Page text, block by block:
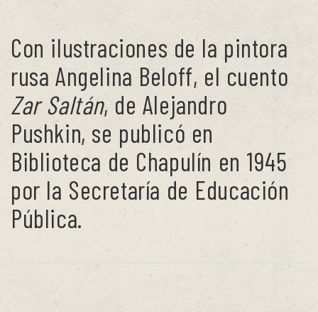
Con ilustraciones de la pintora
rusa Angelina Beloff, el cuento
Zar Saltán, de Alejandro
Pushkin, se publicó en
Biblioteca de Chapulín en 1945
por la Secretaría de Educación
Pública.